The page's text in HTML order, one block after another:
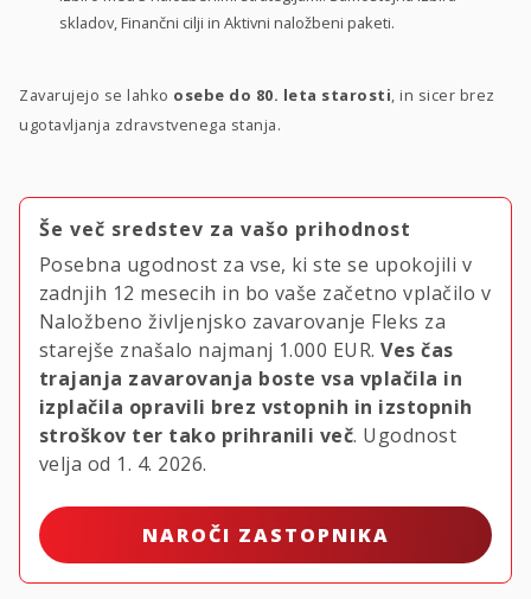
skladov, Finančni cilji in Aktivni naložbeni paketi.
Zavarujejo se lahko osebe do 80. leta starosti, in sicer brez
ugotavljanja zdravstvenega stanja.
Še več sredstev za vašo prihodnost
Posebna ugodnost za vse, ki ste se upokojili v
zadnjih 12 mesecih in bo vaše začetno vplačilo v
Naložbeno življenjsko zavarovanje Fleks za
starejše znašalo najmanj 1.000 EUR. Ves čas
trajanja zavarovanja boste vsa vplačila in
izplačila opravili brez vstopnih in izstopnih
stroškov ter tako prihranili več. Ugodnost
velja od 1. 4. 2026.
NAROČI ZASTOPNIKA